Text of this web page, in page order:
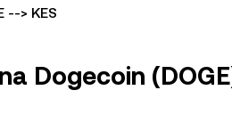
--> KES
Dogecoin